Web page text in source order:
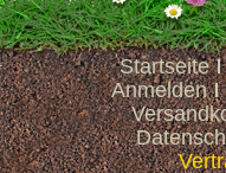
Startseite
Anmelden